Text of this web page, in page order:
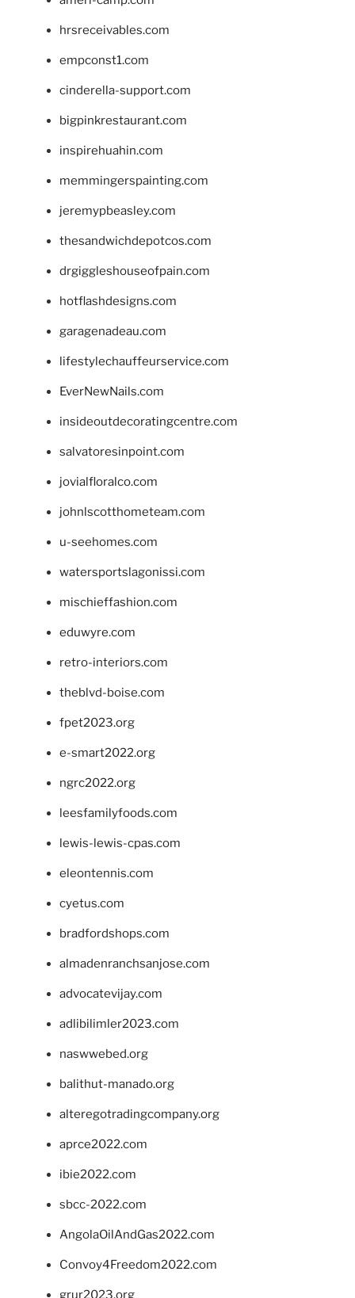
hrsreceivables.com
empconst1.com
cinderella-support.com
bigpinkrestaurant.com
inspirehuahin.com
memmingerspainting.com
jeremypbeasley.com
thesandwichdepotcos.com
drgiggleshouseofpain.com
hotflashdesigns.com
garagenadeau.com
lifestylechauffeurservice.com
EverNewNails.com
insideoutdecoratingcentre.com
salvatoresinpoint.com
jovialfloralco.com
johnlscotthometeam.com
u-seehomes.com
watersportslagonissi.com
mischieffashion.com
eduwyre.com
retro-interiors.com
theblvd-boise.com
fpet2023.org
e-smart2022.org
ngrc2022.org
leesfamilyfoods.com
lewis-lewis-cpas.com
eleontennis.com
cyetus.com
bradfordshops.com
almadenranchsanjose.com
advocatevijay.com
adlibilimler2023.com
naswwebed.org
balithut-manado.org
alteregotradingcompany.org
aprce2022.com
ibie2022.com
sbcc-2022.com
AngolaOilAndGas2022.com
Convoy4Freedom2022.com
grur2023.org